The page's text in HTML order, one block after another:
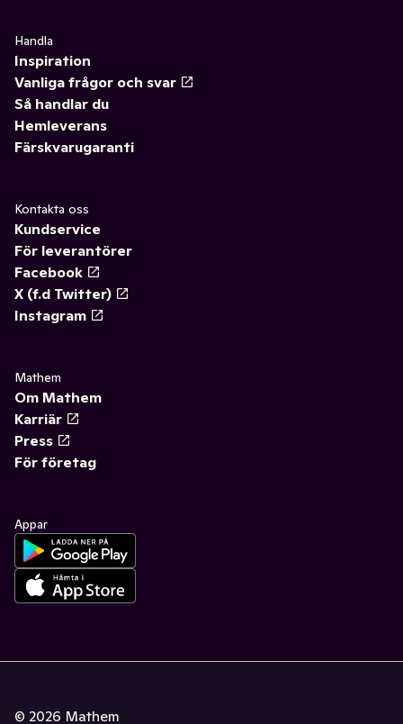
Handla
Inspiration
Vanliga frågor och svar
Så handlar du
Hemleverans
Färskvarugaranti
Kontakta oss
Kundservice
För leverantörer
Facebook
X (f.d Twitter)
Instagram
Mathem
Om Mathem
Karriär
Press
För företag
Appar
© 2026 Mathem